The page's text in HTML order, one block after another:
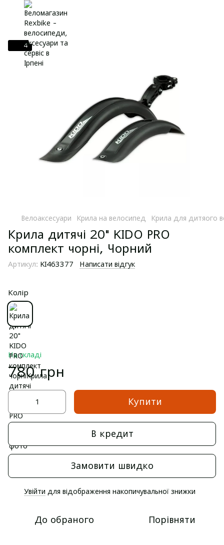
4
Велоаксесуари Крила на велосипед Крила для дитяого
Крила дитячі 20" KIDO PRO
комплект чорні, Чорний
Артикул: KI463377 Написати відгук
Колір
На складі
780 грн
Купити
В кредит
Замовити швидко
Увійти для відображення накопичувальної знижки
До обраного Порівняти